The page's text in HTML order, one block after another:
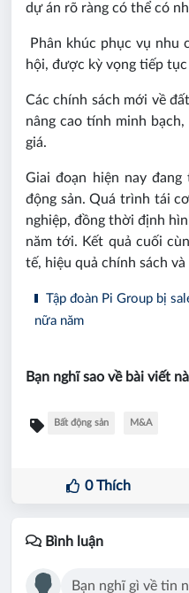
dự án rõ ràng có thể có
Phân khúc phục vụ nhu
hội, được kỳ vọng tiếp
Các chính sách mới về
nâng cao tính minh
giá.
Giai đoạn hiện nay
động sản. Quá trình tái
nghiệp, đồng thời định
năm tới. Kết quả cuối
tế, hiệu quả chính sách
Tập đoàn Pi Group bị
nữa năm
Bạn nghĩ sao về bài viết
Bất động sản M&A
0Thích
Bình luận